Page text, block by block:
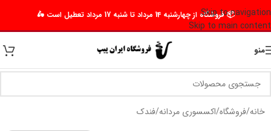
Skip to navigation
Skip to main content
📦 فروشگاه از چهارشنبه 14 مرداد تا شنبه 17 مرداد تعطیل است 🛵
منو
خانه/فروشگاه/اکسسوری مردانه/فندک